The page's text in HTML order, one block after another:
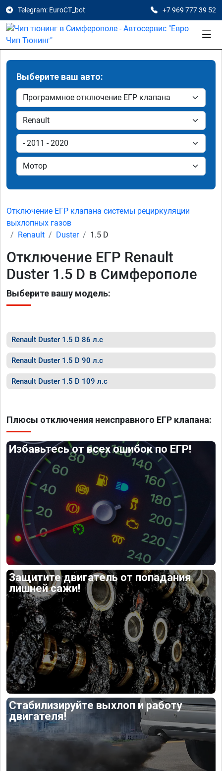
Telegram: EuroCT_bot +7 969 777 39 52
Выберите ваш авто:
Отключение ЕГР клапана системы рециркуляции
выхлопных газов
Renault
Duster 1.5 D
Отключение ЕГР Renault
Duster 1.5 D в Симферополе
Выберите вашу модель:
Renault Duster 1.5 D 86 л.с
Renault Duster 1.5 D 90 л.с
Renault Duster 1.5 D 109 л.с
Плюсы отключения неисправного ЕГР клапана:
Избавьтесь от всех ошибок по ЕГР!
Защитите двигатель от попадания
лишней сажи!
Стабилизируйте выхлоп и работу
двигателя!